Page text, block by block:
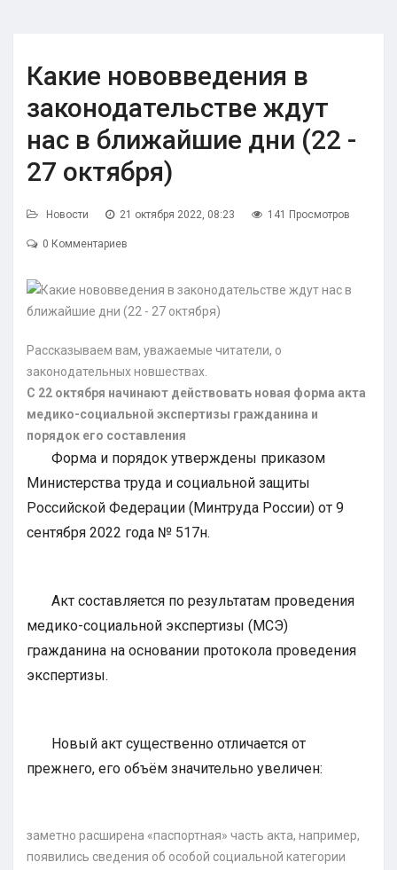
Какие нововведения в
законодательстве ждут
нас в ближайшие дни (22 -
27 октября)
Новости 21 октября 2022, 08:23 141 Просмотров
0 Комментариев
Рассказываем вам, уважаемые читатели, о
законодательных новшествах.
С 22 октября начинают действовать новая форма акта
медико-социальной экспертизы гражданина и
порядок его составления
Форма и порядок утверждены приказом
Министерства труда и социальной защиты
Российской Федерации (Минтруда России) от 9
сентября 2022 года № 517н.
Акт составляется по результатам проведения
медико-социальной экспертизы (МСЭ)
гражданина на основании протокола проведения
экспертизы.
Новый акт существенно отличается от
прежнего, его объём значительно увеличен:
заметно расширена «паспортная» часть акта, например,
появились сведения об особой социальной категории